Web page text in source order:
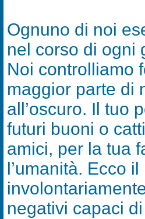
Ognuno di noi
nel corso di ogni
Noi controlliamo
maggior parte di
all’oscuro. Il tuo
futuri buoni o
amici, per la tua
l’umanità. Ecco
negativi capaci